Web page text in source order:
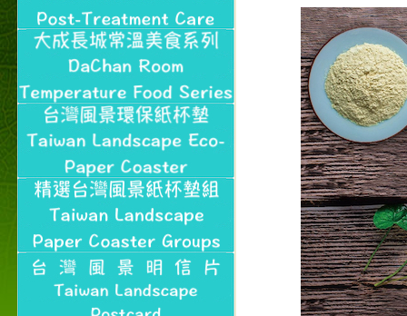
本站支援支付宝
2017年1月1日起，中国大
陆运费不限重量，调降为
NT$320(RMB￥71.00)